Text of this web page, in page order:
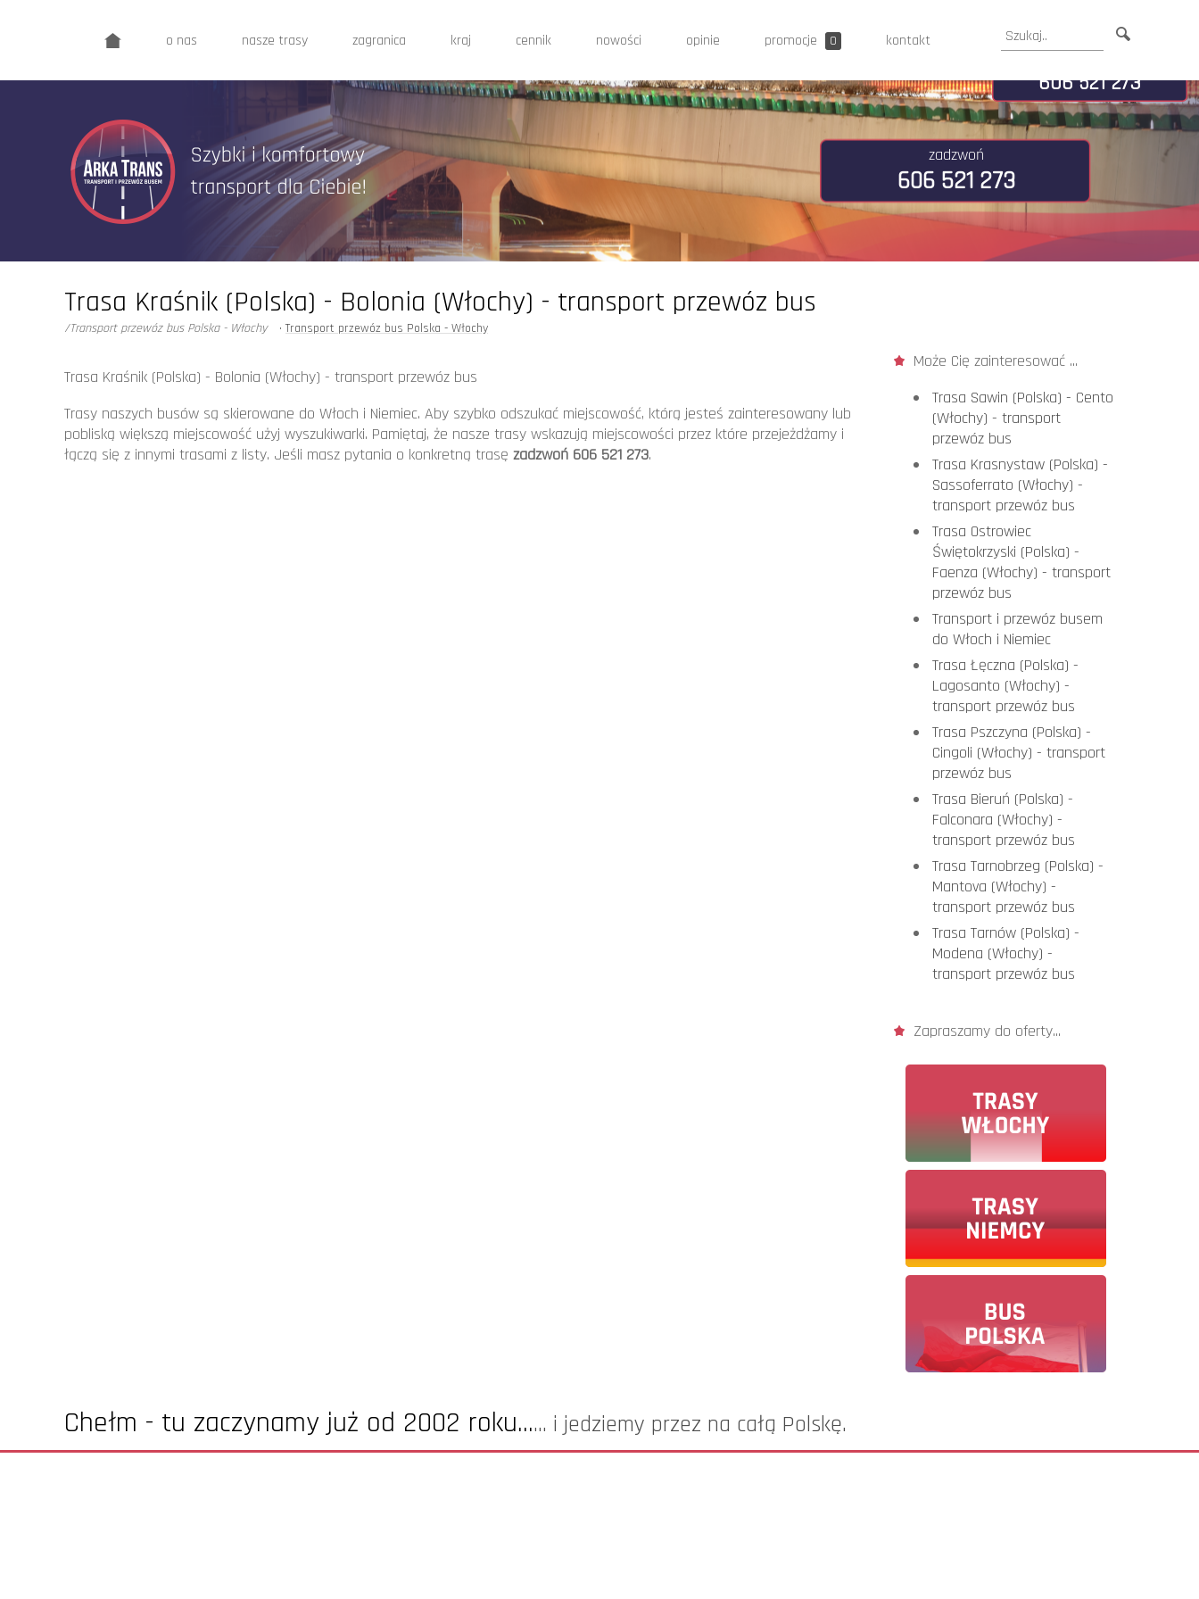
o nas nasze trasy zagranica kraj cennik nowości opinie promocje 0 kontakt
606 521 273
zadzwoń
606 521 273
Trasa Kraśnik (Polska) - Bolonia (Włochy) - transport przewóz bus
/Transport przewóz bus Polska - Włochy • Transport przewóz bus Polska - Włochy
Może Cię zainteresować ...
Trasa Sawin (Polska) - Cento
(Włochy) - transport
przewóz bus
Trasa Krasnystaw (Polska) -
Sassoferrato (Włochy) -
transport przewóz bus
Trasa Ostrowiec
Świętokrzyski (Polska) -
Faenza (Włochy) - transport
przewóz bus
Transport i przewóz busem
do Włoch i Niemiec
Trasa Łęczna (Polska) -
Lagosanto (Włochy) -
transport przewóz bus
Trasa Pszczyna (Polska) -
Cingoli (Włochy) - transport
przewóz bus
Trasa Bieruń (Polska) -
Falconara (Włochy) -
transport przewóz bus
Trasa Tarnobrzeg (Polska) -
Mantova (Włochy) -
transport przewóz bus
Trasa Tarnów (Polska) -
Modena (Włochy) -
transport przewóz bus
Zapraszamy do oferty...
Trasa Kraśnik (Polska) - Bolonia (Włochy) - transport przewóz bus
Trasy naszych busów są skierowane do Włoch i Niemiec. Aby szybko odszukać miejscowość, którą jesteś zainteresowany lub
pobliską większą miejscowość użyj wyszukiwarki. Pamiętaj, że nasze trasy wskazują miejscowości przez które przejeżdżamy i
łączą się z innymi trasami z listy. Jeśli masz pytania o konkretną trasę zadzwoń 606 521 273.
Chełm - tu zaczynamy już od 2002 roku...... i jedziemy przez na całą Polskę.